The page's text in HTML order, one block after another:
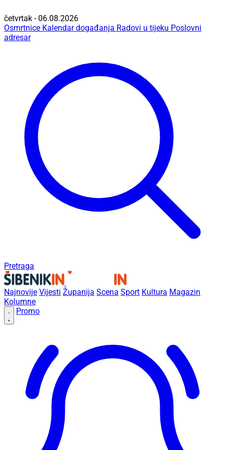
četvrtak - 06.08.2026
Osmrtnice Kalendar događanja Radovi u tijeku Poslovni
adresar
Pretraga
Najnovije Vijesti Županija Scena Sport Kultura Magazin
Kolumne
Promo